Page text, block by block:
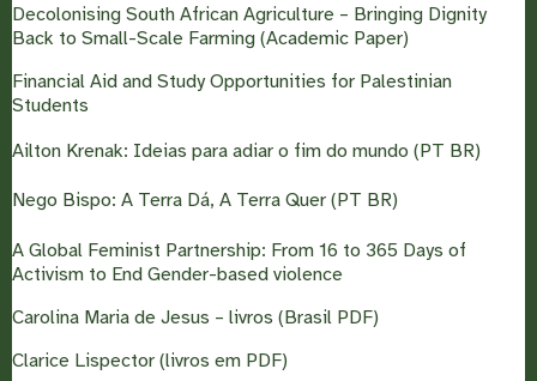
Decolonising South African Agriculture – Bringing Dignity
Back to Small-Scale Farming (Academic Paper)
Financial Aid and Study Opportunities for Palestinian
Students
Ailton Krenak: Ideias para adiar o fim do mundo (PT BR)
Nego Bispo: A Terra Dá, A Terra Quer (PT BR)
A Global Feminist Partnership: From 16 to 365 Days of
Activism to End Gender-based violence
Carolina Maria de Jesus – livros (Brasil PDF)
Clarice Lispector (livros em PDF)